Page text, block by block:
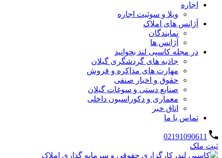
اجاره
ویلا و سوئیت اجاره
آژانس های املاک
نمایندگان
آژانس ها
در مجله کاسپی لند بخوانید
جاذبه های گردشگری گیلان
مهارت های مذاکره و فروش
حقوق و اخبار صنفی
صنایع دستی و سوغات گیلان
معماری و دکوراسیون داخلی
اتاق خبر
تماس با ما
02191090611
ثبت ملک